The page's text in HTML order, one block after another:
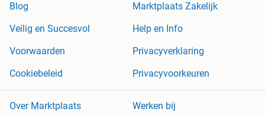
Blog
Marktplaats Zakelijk
Veilig en Succesvol
Help en Info
Voorwaarden
Privacyverklaring
Cookiebeleid
Privacyvoorkeuren
Over Marktplaats
Werken bij